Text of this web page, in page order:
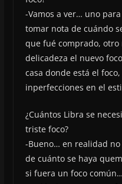
-Vamos a ver… uno
tomar nota de cuándo
que fué comprado,
delicadeza el nuevo
casa donde está el
inperfecciones en el
¿Cuántos Libra se
triste foco?
-Bueno… en realidad
de cuánto se haya
si fuera un foco